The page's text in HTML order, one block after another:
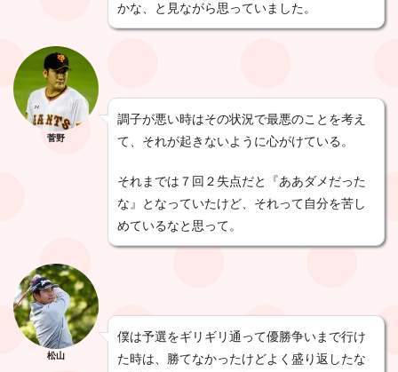
かな、と見ながら思っていました。
菅野
調子が悪い時はその状況で最悪のことを考え
て、それが起きないように心がけている。
それまでは７回２失点だと『ああダメだった
な』となっていたけど、それって自分を苦し
めているなと思って。
松山
僕は予選をギリギリ通って優勝争いまで行け
た時は、勝てなかったけどよく盛り返したな